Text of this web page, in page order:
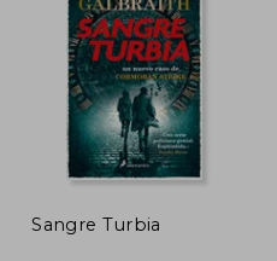
50%
dcto.
Sangre Turbia